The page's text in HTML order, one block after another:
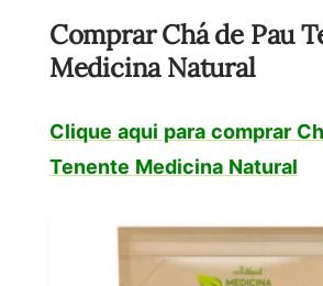
Comprar Chá de Pau
Medicina Natural
Clique aqui para comprar
Tenente Medicina Natural